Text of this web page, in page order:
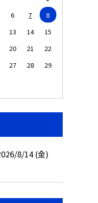
6 7
8
13 14
15
20 21
22
27 28
29
8/14 (金)